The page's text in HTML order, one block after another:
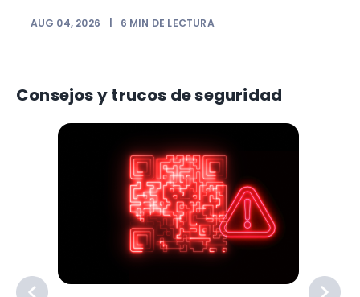
AUG 04, 2026 6 MIN DE LECTURA
Consejos y trucos de seguridad